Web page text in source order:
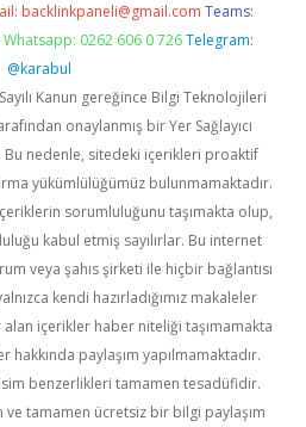
backlinkpaneli@gmail.com Teams:
Whatsapp: 0262 606 0 726 Telegram:
@karabul
Kanun gereğince Bilgi Teknolojileri
onaylanmış bir Yer Sağlayıcı
nedenle, sitedeki içerikleri proaktif
yükümlülüğümüz bulunmamaktadır.
sorumluluğunu taşımakta olup,
kabul etmiş sayılırlar. Bu internet
veya şahıs şirketi ile hiçbir bağlantısı
kendi hazırladığımız makaleler
alan içerikler haber niteliği taşımamakta
hakkında paylaşım yapılmamaktadır.
benzerlikleri tamamen tesadüfidir.
ve tamamen ücretsiz bir bilgi paylaşım